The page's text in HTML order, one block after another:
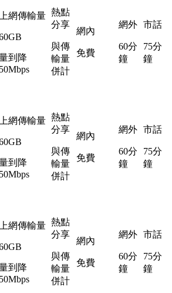
上網傳輸量
到降
50Mbps
熱點
分享
與傳
輸量
併計
網內
免費
網外
60分
鐘
市話
75分
鐘
上網傳輸量
到降
50Mbps
熱點
分享
與傳
輸量
併計
網內
免費
網外
60分
鐘
市話
75分
鐘
上網傳輸量
到降
50Mbps
熱點
分享
與傳
輸量
併計
網內
免費
網外
60分
鐘
市話
75分
鐘